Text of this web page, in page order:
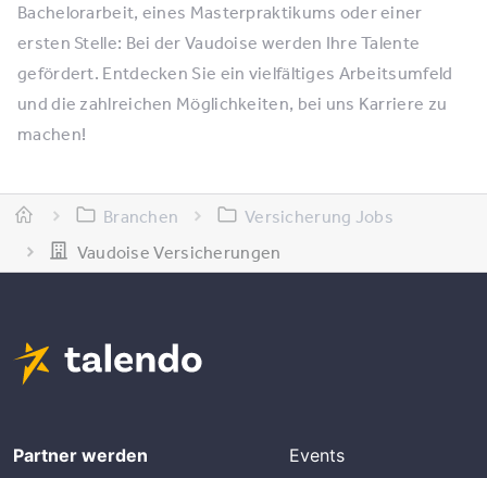
Bachelorarbeit, eines Masterpraktikums oder einer
ersten Stelle: Bei der Vaudoise werden Ihre Talente
gefördert. Entdecken Sie ein vielfältiges Arbeitsumfeld
und die zahlreichen Möglichkeiten, bei uns Karriere zu
machen!
Branchen
Versicherung Jobs
Vaudoise Versicherungen
Partner werden
Events